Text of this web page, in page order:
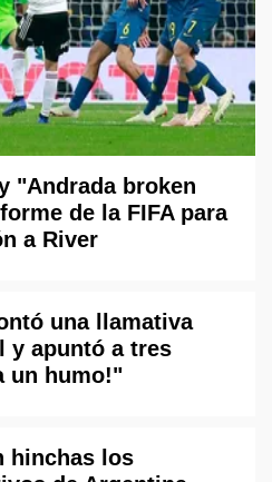
"Andrada broken
de la FIFA para
a River
una llamativa
y apuntó a tres
un humo!"
hinchas los